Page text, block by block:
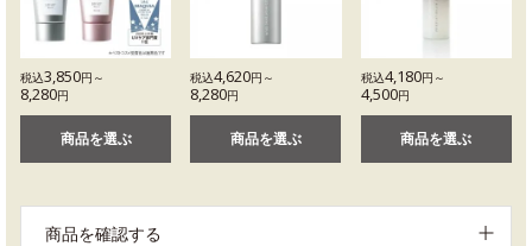
税込3,850円～
8,280円
商品を選ぶ
税込4,620円～
8,280円
商品を選ぶ
税込4,180円～
4,500円
商品を選ぶ
商品を確認する